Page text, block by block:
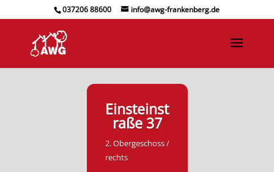
037206 88600 info@awg-frankenberg.de
Einsteinst
raße 37
2. Obergeschoss /
rechts